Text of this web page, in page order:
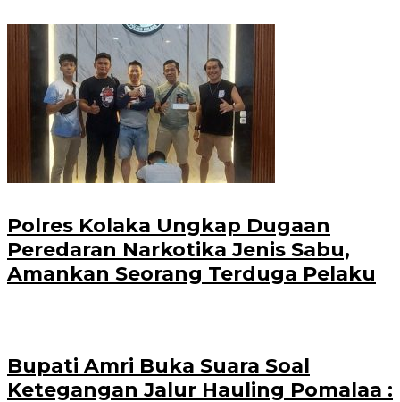
Polres Kolaka Ungkap Dugaan
Peredaran Narkotika Jenis Sabu,
Amankan Seorang Terduga Pelaku
Bupati Amri Buka Suara Soal
Ketegangan Jalur Hauling Pomalaa :